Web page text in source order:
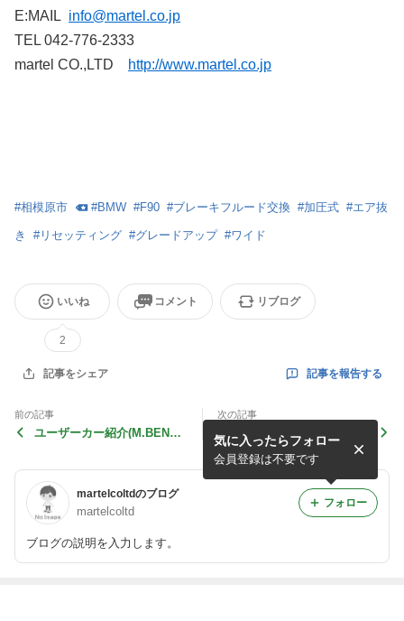
E:MAIL info@martel.co.jp
TEL 042-776-2333
martel CO.,LTD
http://www.martel.co.jp
#相模原市 #BMW #F90 #ブレーキフルード交換 #加圧式 #エア抜
き #リセッティング #グレードアップ #ワイド
いいね
2
コメント リブログ
記事をシェア 記事を報告する
前の記事
ユーザーカー紹介(M.BENZ
次の記事
ユーザーカー紹介(AUDI RS
3)
martelcoltdのブログ
martelcoltd
ブログの説明を入力します。
気に入ったらフォロー
会員登録は不要です
フォロー